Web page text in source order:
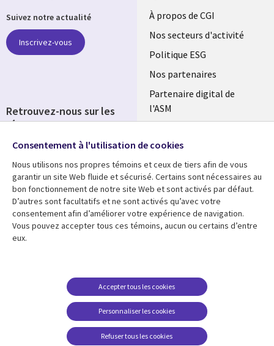
Useful
links
FRANCE
À propos de CGI
Nos secteurs d'activité
Politique ESG
Nos partenaires
Partenaire digital de
l'ASM
Fusions
Ressources
Library
Links
Articles
Blog
Support
Legal
Accessibilité
conditions juridiques
FAQ Carrières
Centre de gestion des
témoins
Suivez notre actualité
Inscrivez-vous
Retrouvez-nous sur les
réseaux
Social
Media
FRANCE
Consentement à l'utilisation de cookies
Nous utilisons nos propres témoins et ceux de tiers afin de vous
garantir un site Web fluide et sécurisé. Certains sont nécessaires au
bon fonctionnement de notre site Web et sont activés par défaut.
D’autres sont facultatifs et ne sont activés qu’avec votre
consentement afin d’améliorer votre expérience de navigation.
Vous pouvez accepter tous ces témoins, aucun ou certains d’entre
eux.
Personnaliser les cookies
Accepter tous les cookies
Refuser tous les cookies